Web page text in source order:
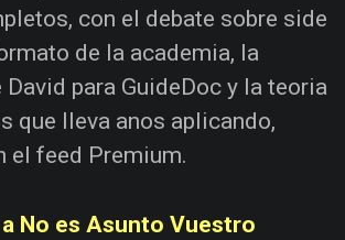
con el debate sobre side
de la academia, la
David para GuideDoc y la teoria
que lleva anos aplicando,
el feed Premium.
No es Asunto Vuestro